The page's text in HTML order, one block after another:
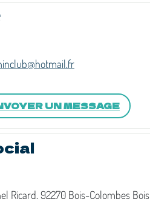
UN MESSAGE
Ricard, 92270 Bois-Colombes Bois